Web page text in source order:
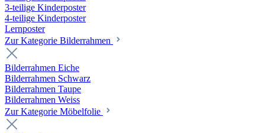
3-teilige Kinderposter
4-teilige Kinderposter
Lernposter
Zur Kategorie Bilderrahmen
Bilderrahmen Eiche
Bilderrahmen Schwarz
Bilderrahmen Taupe
Bilderrahmen Weiss
Zur Kategorie Möbelfolie